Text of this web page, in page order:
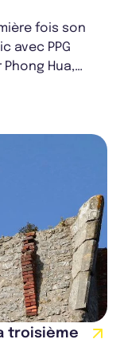
fois son
avec PPG
Hua,
d...
troisième